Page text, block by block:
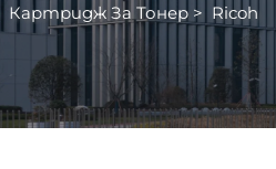
Картридж За Тонер > Ricoh